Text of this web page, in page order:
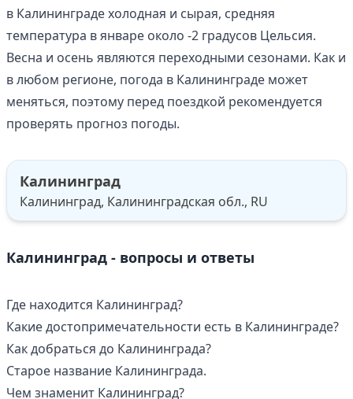
в Калининграде холодная и сырая, средняя
температура в январе около -2 градусов Цельсия.
Весна и осень являются переходными сезонами. Как и
в любом регионе, погода в Калининграде может
меняться, поэтому перед поездкой рекомендуется
проверять прогноз погоды.
Калининград
Калининград, Калининградская обл., RU
Калининград - вопросы и ответы
Где находится Калининград?
Какие достопримечательности есть в Калининграде?
Как добраться до Калининграда?
Старое название Калининграда.
Чем знаменит Калининград?